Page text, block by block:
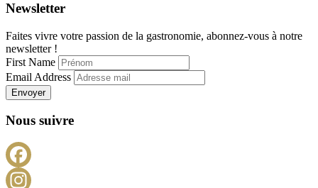
Newsletter
Faites vivre votre passion de la gastronomie, abonnez-vous à notre
newsletter !
First Name
Email Address
Envoyer
Nous suivre